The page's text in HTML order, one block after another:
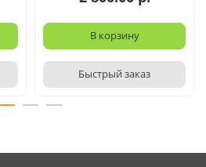
В корзину
Быстрый заказ